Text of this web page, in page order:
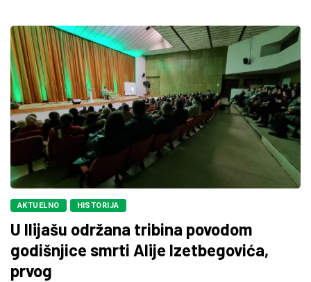
AKTUELNO HISTORIJA
U Ilijašu održana tribina povodom
godišnjice smrti Alije Izetbegovića,
prvog